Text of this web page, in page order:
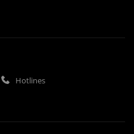
Hotlines